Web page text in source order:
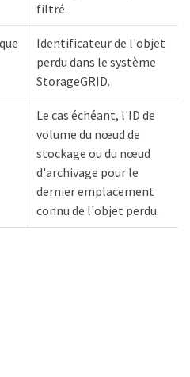
filtré.
Identificateur de l'objet
perdu dans le système
StorageGRID.
Le cas échéant, l'ID de
volume du nœud de
stockage ou du nœud
d'archivage pour le
dernier emplacement
connu de l'objet perdu.